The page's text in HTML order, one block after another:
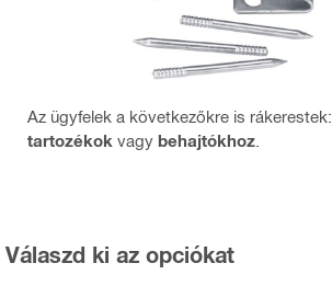
Az ügyfelek a következőkre is rákerestek:
tartozékok vagy behajtókhoz
Válaszd ki az opciókat